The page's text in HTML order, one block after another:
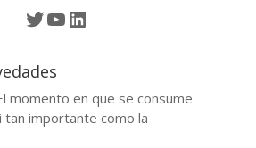
Twitter
YouTube
LinkedIn
momento en que se consume
tan importante como la